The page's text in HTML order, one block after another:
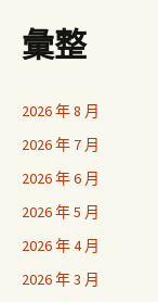
彙整
2026 年 8 月
2026 年 7 月
2026 年 6 月
2026 年 5 月
2026 年 4 月
2026 年 3 月